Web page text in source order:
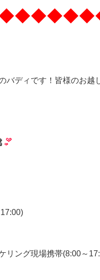
バディです！皆様のお越
リング現場携帯(8:00～